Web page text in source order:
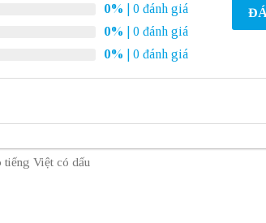
0%
| 0 đánh giá
0%
| 0 đánh giá
0% | 0 đánh giá